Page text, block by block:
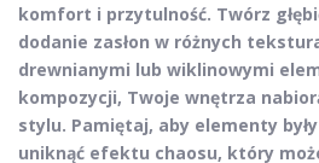
komfort i przytulność. Twórz
dodanie zasłon w różnych
drewnianymi lub wiklinowymi
kompozycji, Twoje wnętrza
stylu. Pamiętaj, aby elementy
uniknąć efektu chaosu, który